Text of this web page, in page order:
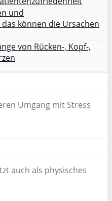
und
können die Ursachen
von Rücken-, Kopf-,
Umgang mit Stress
auch als physisches